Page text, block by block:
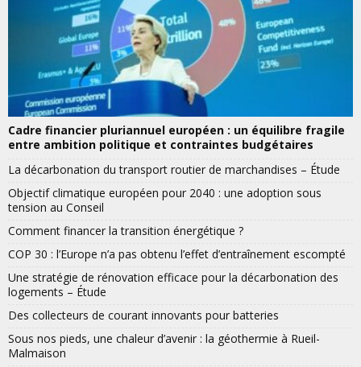
Cadre financier pluriannuel européen : un équilibre fragile
entre ambition politique et contraintes budgétaires
La décarbonation du transport routier de marchandises – Étude
Objectif climatique européen pour 2040 : une adoption sous
tension au Conseil
Comment financer la transition énergétique ?
COP 30 : l’Europe n’a pas obtenu l’effet d’entraînement escompté
Une stratégie de rénovation efficace pour la décarbonation des
logements – Étude
Des collecteurs de courant innovants pour batteries
Sous nos pieds, une chaleur d’avenir : la géothermie à Rueil-
Malmaison